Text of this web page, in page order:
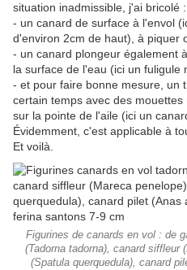
situation inadmissible, j'ai bricolé :
- un canard de surface à l'envol
d'environ 2cm de haut), à piquer
- un canard plongeur également
la surface de l'eau (ici un fuligule
- et pour faire bonne mesure, un
certain temps avec des
sur la pointe de l'aile (ici un
Évidemment, c'est applicable à
Et voilà.
Figurines de canards en vol : de
(Tadorna tadorna), canard siffleur
(Spatula querquedula), canard